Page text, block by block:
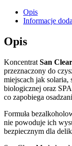
Opis
Informacje
Opis
Koncentrat San
przeznaczony do
miejscach jak solaria,
biologicznej oraz
co zapobiega
Formuła
nie powoduje ich
bezpiecznym dla